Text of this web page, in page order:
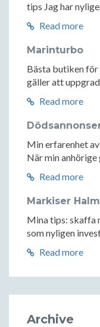
tips Jag har
Read more
Marinturbo
Bästa butiken
gäller att
Read more
Min erfarenhet
När min anhörige
Read more
Markiser
Mina tips: skaffa
som nyligen
Read more
Archive